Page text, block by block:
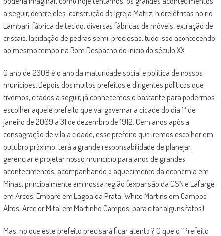
a seguir, dentre eles: construção da Igreja Matriz, hidrelétricas no rio
Lambari, fábrica de tecido, diversas fábricas de móveis, extração de
cristais, lapidação de pedras semi-preciosas, tudo isso acontecendo
ao mesmo tempo na Bom Despacho do início do século XX.
O ano de 2008 é o ano da maturidade social e política de nossos
munícipes. Depois dos muitos prefeitos e dirigentes políticos que
tivemos, citados a seguir, já conhecemos o bastante para podermos
escolher aquele prefeito que vai governar a cidade do dia 1º de
janeiro de 2009 a 31 de dezembro de 1912. Cem anos após a
consagração de vila a cidade, esse prefeito que iremos escolher em
outubro próximo, terá a grande responsabilidade de planejar,
gerenciar e projetar nosso município para anos de grandes
acontecimentos, acompanhando o aquecimento da economia em
Minas, principalmente em nossa região (expansão da CSN e Lafarge
em Arcos, Embaré em Lagoa da Prata, White Martins em Campos
Altos, Arcelor Mital em Martinho Campos, para citar alguns fatos).
Mas, no que este prefeito precisará ficar atento ? O que o “Prefeito